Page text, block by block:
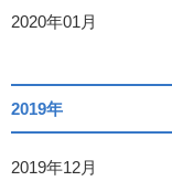
2020年01月
2019年
2019年12月